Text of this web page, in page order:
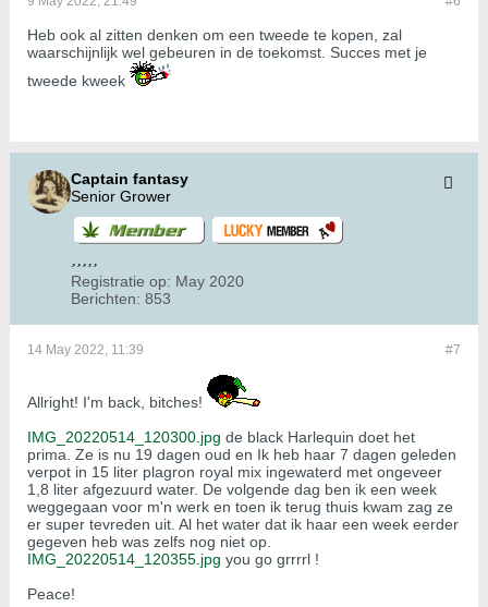
Heb ook al zitten denken om een tweede te kopen, zal
waarschijnlijk wel gebeuren in de toekomst. Succes met je
tweede kweek
Captain fantasy
Senior Grower
Registratie op: May 2020
Berichten: 853
#7
14 May 2022, 11:39
Allright! I'm back, bitches!
IMG_20220514_120300.jpg de black Harlequin doet het
prima. Ze is nu 19 dagen oud en Ik heb haar 7 dagen geleden
verpot in 15 liter plagron royal mix ingewaterd met ongeveer
1,8 liter afgezuurd water. De volgende dag ben ik een week
weggegaan voor m'n werk en toen ik terug thuis kwam zag ze
er super tevreden uit. Al het water dat ik haar een week eerder
gegeven heb was zelfs nog niet op.
IMG_20220514_120355.jpg you go grrrrl !
Peace!